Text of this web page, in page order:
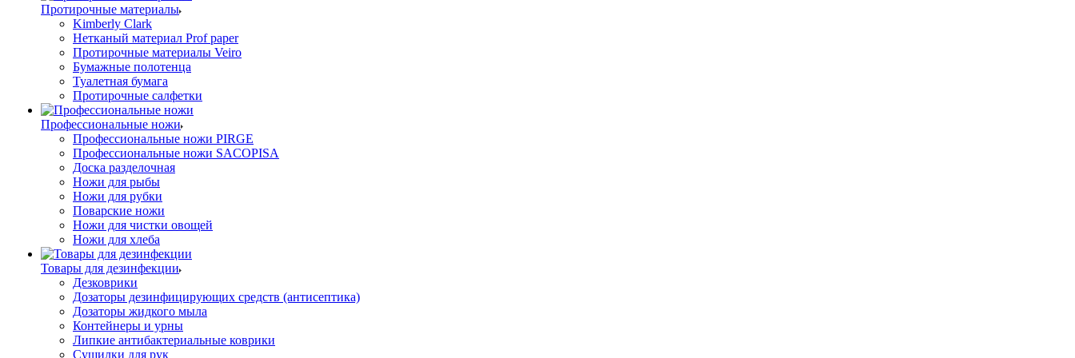
Протирочные материалы
Kimberly Clark
Нетканый материал Prof paper
Протирочные материалы Veiro
Бумажные полотенца
Туалетная бумага
Протирочные салфетки
Профессиональные ножи
Профессиональные ножи PIRGE
Профессиональные ножи SACOPISA
Доска разделочная
Ножи для рыбы
Ножи для рубки
Поварские ножи
Ножи для чистки овощей
Ножи для хлеба
Товары для дезинфекции
Дезковрики
Дозаторы дезинфицирующих средств (антисептика)
Дозаторы жидкого мыла
Контейнеры и урны
Липкие антибактериальные коврики
Сушилки для рук